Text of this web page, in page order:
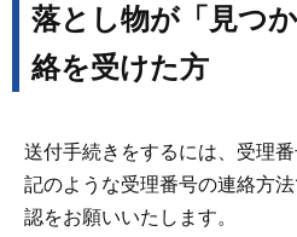
落とし物が「見つ
絡を受けた方
送付手続きをするには、受理
記のような受理番号の連絡方
認をお願いいたします。